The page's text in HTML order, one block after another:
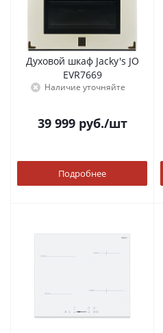
Духовой шкаф Jacky's JO
EVR7669
Наличие уточняйте
39 999руб./шт
Подробнее